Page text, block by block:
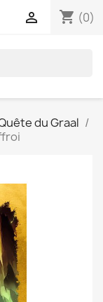
shopping_cart (0)

du Graal